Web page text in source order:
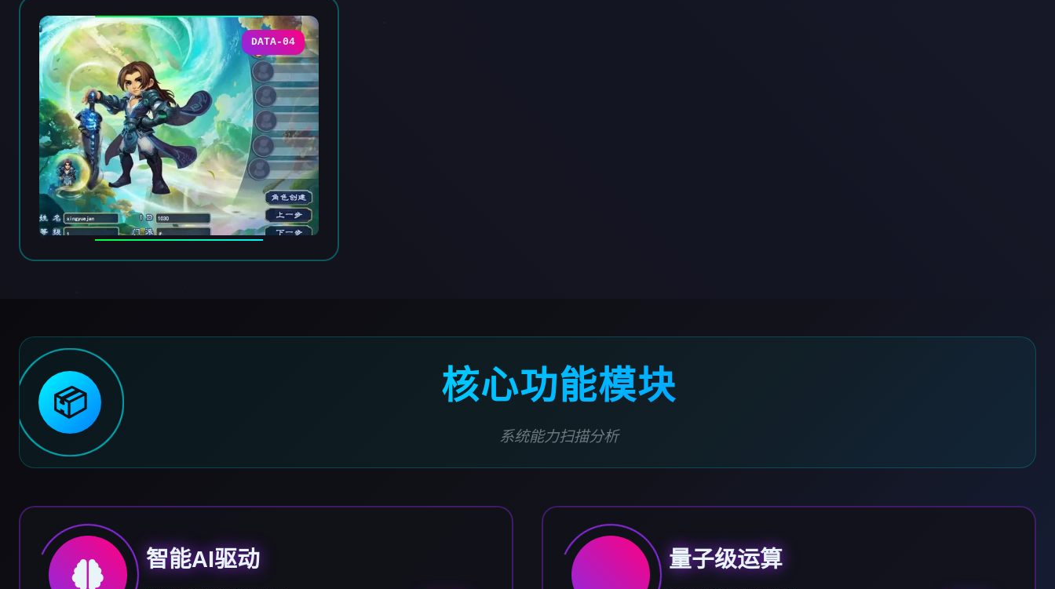
DATA-04
📦 核心功能模块
系统能力扫描分析
智能AI驱动 量子级运算